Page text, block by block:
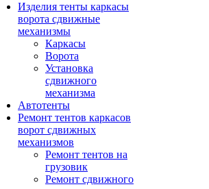
Изделия тенты каркасы
ворота сдвижные
механизмы
Каркасы
Ворота
Установка
сдвижного
механизма
Автотенты
Ремонт тентов каркасов
ворот сдвижных
механизмов
Ремонт тентов на
грузовик
Ремонт сдвижного